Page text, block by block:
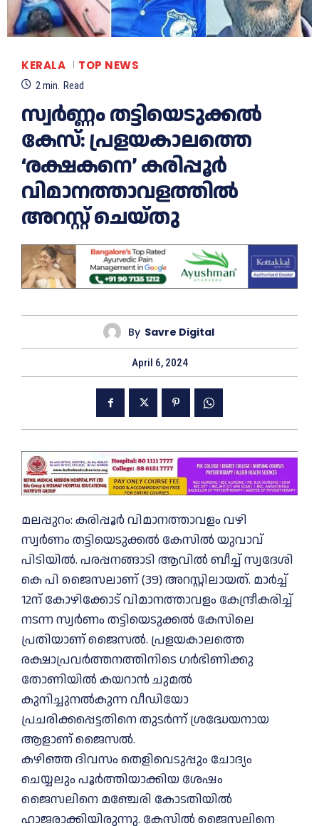
KERALA TOP NEWS
2 min. Read
സ്വർണ്ണം തട്ടിയെടുക്കൽ
കേസ്: പ്രളയകാലത്തെ
‘രക്ഷകനെ’ കരിപ്പൂർ
വിമാനത്താവളത്തിൽ
അറസ്റ്റ് ചെയ്തു
By Savre Digital
April 6, 2024
മലപ്പുറം: കരിപ്പൂര്‍ വിമാനത്താവളം വഴി
സ്വര്‍ണം തട്ടിയെടുക്കല്‍ കേസില്‍ യുവാവ്
പിടിയില്‍. പരപ്പനങ്ങാടി ആവില്‍ ബീച്ച് സ്വദേശി
കെ പി ജൈസലാണ് (39) അറസ്റ്റിലായത്. മാര്‍ച്ച്
12ന് കോഴിക്കോട് വിമാനത്താവളം കേന്ദ്രീകരിച്ച്
നടന്ന സ്വര്‍ണം തട്ടിയെടുക്കല്‍ കേസിലെ
പ്രതിയാണ് ജൈസല്‍. പ്രളയകാലത്തെ
രക്ഷാപ്രവര്‍ത്തനത്തിനിടെ ഗര്‍ഭിണിക്കു
തോണിയില്‍ കയറാന്‍ ചുമല്‍
കുനിച്ചുനല്‍കുന്ന വീഡിയോ
പ്രചരിക്കപ്പെട്ടതിനെ തുടര്‍ന്ന് ശ്രദ്ധേയനായ
ആളാണ് ജൈസല്‍.
കഴിഞ്ഞ ദിവസം തെളിവെടുപ്പും ചോദ്യം
ചെയ്യലും പൂർത്തിയാക്കിയ ശേഷം
ജൈസലിനെ മഞ്ചേരി കോടതിയിൽ
ഹാജരാക്കിയിരുന്നു. കേസിൽ ജൈസലിനെ